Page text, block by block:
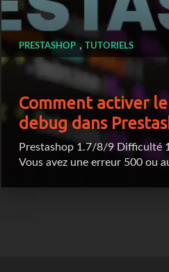
PRESTASHOP , TUTORIELS
Comment activer
debug dans
Prestashop 1.7/8/9 Difficulté
Vous avez une erreur 500 ou